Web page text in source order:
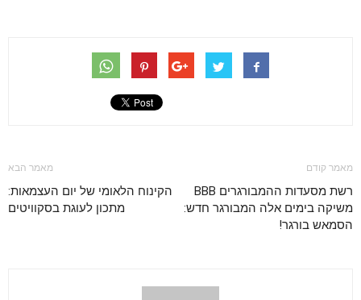
מאמר קודם
רשת מסעדות ההמבורגרים BBB
משיקה בימים אלה המבורגר חדש:
הסמאש בורגר!
מאמר הבא
הקינוח הלאומי של יום העצמאות:
מתכון לעוגת בסקוויטים